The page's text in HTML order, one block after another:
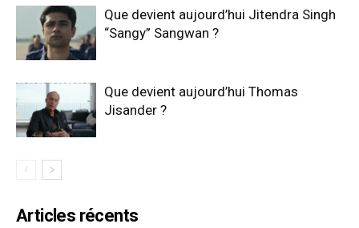
Que devient aujourd’hui Jitendra Singh
“Sangy” Sangwan ?
Que devient aujourd’hui Thomas
Jisander ?
Articles récents